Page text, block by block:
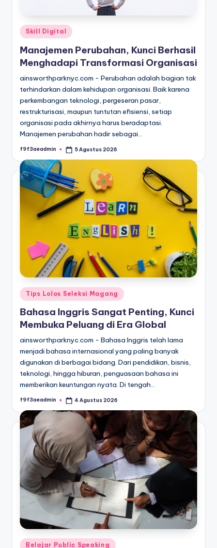
Posted
in
Skill Digital
Manajemen Perubahan, Kunci Berhasil
Menghadapi Transformasi Organisasi
ainsworthparknyc.com - Perubahan adalah bagian tak
terhindarkan dalam kehidupan organisasi. Baik karena
perkembangan teknologi, pergeseran pasar,
restrukturisasi, maupun tuntutan efisiensi, setiap
organisasi pada akhirnya harus beradaptasi.
Manajemen perubahan hadir sebagai…
Posted
f9f3aeadmin 5 Agustus 2026
Posted
in
Tips Lolos Seleksi Magang
Bahasa Inggris Sangat Penting, Kunci
Membuka Peluang di Era Global
ainsworthparknyc.com - Bahasa Inggris telah lama
menjadi bahasa internasional yang paling banyak
digunakan di berbagai bidang. Dari pendidikan, bisnis,
teknologi, hingga hiburan, penguasaan bahasa ini
memberikan keuntungan nyata. Di tengah…
Posted
f9f3aeadmin 4 Agustus 2026
Posted
Belajar Public Speaking